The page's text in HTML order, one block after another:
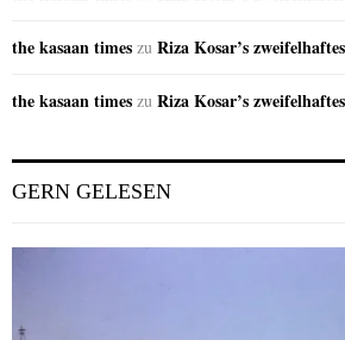
the kasaan times zu Riza Kosar’s
the kasaan times zu Riza Kosar’s
GERN GELESEN